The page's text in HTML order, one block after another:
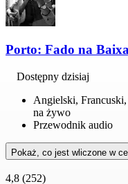
Porto: Fado na Baixa
Dostępny dzisiaj
Angielski,
na żywo
Przewodnik audio
Pokaż, co jest wliczone w
4,8 (252)